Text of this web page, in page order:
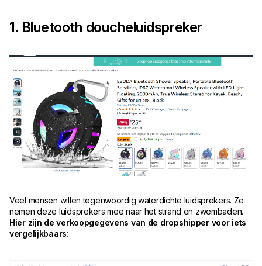
1. Bluetooth doucheluidspreker
Veel mensen willen tegenwoordig waterdichte luidsprekers. Ze
nemen deze luidsprekers mee naar het strand en zwembaden.
Hier zijn de verkoopgegevens van de dropshipper voor iets
vergelijkbaars: